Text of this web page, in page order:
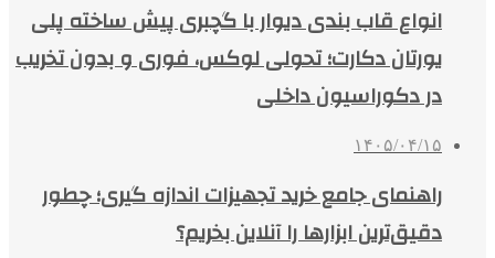
انواع قاب بندی دیوار با گچبری پیش ساخته پلی
یورتان دکارت؛ تحولی لوکس، فوری و بدون تخریب
در دکوراسیون داخلی
۱۴۰۵/۰۴/۱۵
راهنمای جامع خرید تجهیزات اندازه گیری؛ چطور
دقیق‌ترین ابزارها را آنلاین بخریم؟